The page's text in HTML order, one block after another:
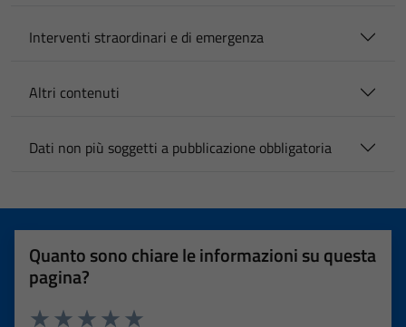
Interventi straordinari e di emergenza
Altri contenuti
Dati non più soggetti a pubblicazione obbligatoria
Quanto sono chiare le informazioni su questa
pagina?